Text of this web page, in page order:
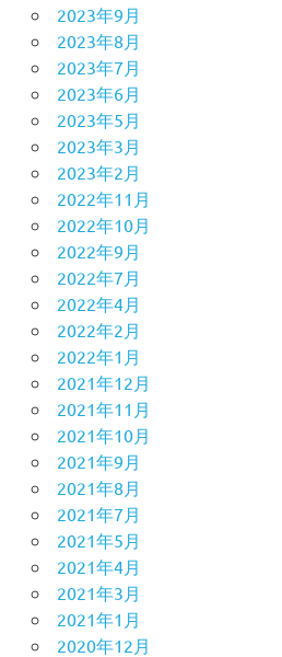
2023年9月
2023年8月
2023年7月
2023年6月
2023年5月
2023年3月
2023年2月
2022年11月
2022年10月
2022年9月
2022年7月
2022年4月
2022年2月
2022年1月
2021年12月
2021年11月
2021年10月
2021年9月
2021年8月
2021年7月
2021年5月
2021年4月
2021年3月
2021年1月
2020年12月